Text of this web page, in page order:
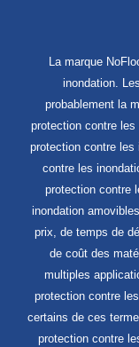
La marque
inondation.
probablement la
protection contre
protection contre les
contre les
protection contre
inondation
prix, de temps de
de coût des
multiples
protection contre
certains de ces
protection contre